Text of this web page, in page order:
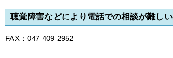
聴覚障害などにより電話での相談が難し
FAX：047-409-2952